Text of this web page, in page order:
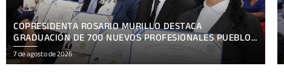
PRESENTAN TEMÁTICA OFICIAL HACKATHON NICARAGUA
KRONOX 2026, 10 AÑOS ¡SIEMPRE MÁS ALLÁ!
7 de agosto de 2026